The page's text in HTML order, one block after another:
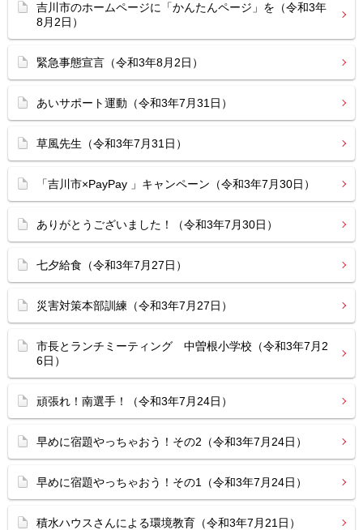
吉川市のホームページに「かんたんページ」を（令和3年
8月2日）
緊急事態宣言（令和3年8月2日）
あいサポート運動（令和3年7月31日）
草風先生（令和3年7月31日）
「吉川市×PayPay 」キャンペーン（令和3年7月30日）
ありがとうございました！（令和3年7月30日）
七夕給食（令和3年7月27日）
災害対策本部訓練（令和3年7月27日）
市長とランチミーティング 中曽根小学校（令和3年7月2
6日）
頑張れ！南選手！（令和3年7月24日）
早めに宿題やっちゃおう！その2（令和3年7月24日）
早めに宿題やっちゃおう！その1（令和3年7月24日）
積水ハウスさんによる環境教育（令和3年7月21日）